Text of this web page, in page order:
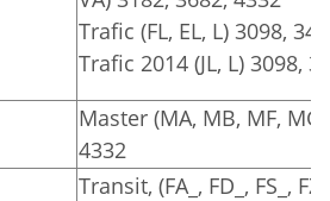
Trafic (FL, EL, L) 3098,
Trafic 2014 (JL, L) 3098,
Master (MA, MB, MF,
4332
Transit, (FA_, FD_, FS_,